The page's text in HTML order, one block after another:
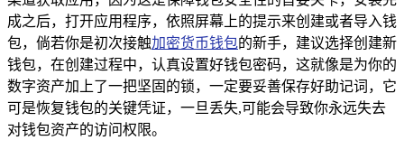
成之后，打开应用程序，依照屏幕上的提示来创建或者导入钱
包，倘若你是初次接触加密货币钱包的新手，建议选择创建新
钱包，在创建过程中，认真设置好钱包密码，这就像是为你的
数字资产加上了一把坚固的锁，一定要妥善保存好助记词，它
可是恢复钱包的关键凭证，一旦丢失,可能会导致你永远失去
对钱包资产的访问权限。